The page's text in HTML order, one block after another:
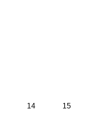
14 15